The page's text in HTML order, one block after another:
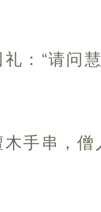
：“请问
手串，